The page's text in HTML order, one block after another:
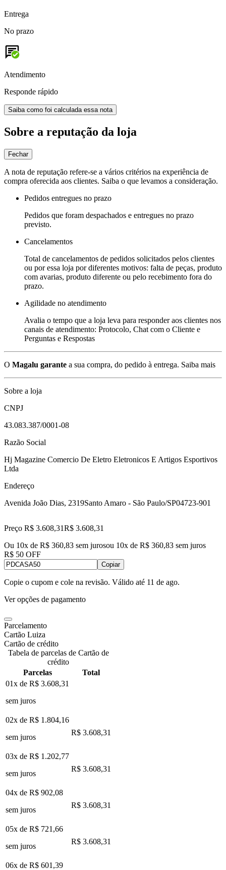
Entrega
No prazo
Atendimento
Responde rápido
Saiba como foi calculada essa nota
Sobre a reputação da loja
Fechar
A nota de reputação refere-se a vários critérios na experiência de
compra oferecida aos clientes. Saiba o que levamos a consideração.
Pedidos entregues no prazo
Pedidos que foram despachados e entregues no prazo
previsto.
Cancelamentos
Total de cancelamentos de pedidos solicitados pelos clientes
ou por essa loja por diferentes motivos: falta de peças, produto
com avarias, produto diferente ou pelo recebimento fora do
prazo.
Agilidade no atendimento
Avalia o tempo que a loja leva para responder aos clientes nos
canais de atendimento: Protocolo, Chat com o Cliente e
Perguntas e Respostas
O Magalu garante a sua compra, do pedido à entrega. Saiba mais
Sobre a loja
CNPJ
43.083.387/0001-08
Razão Social
Hj Magazine Comercio De Eletro Eletronicos E Artigos Esportivos
Ltda
Endereço
Avenida João Dias, 2319Santo Amaro - São Paulo/SP04723-901
Preço R$ 3.608,31R$ 3.608,31
Ou 10x de R$ 360,83 sem jurosou 10x de R$ 360,83 sem juros
R$ 50 OFF
Copiar
Copie o cupom e cole na revisão. Válido até 11 de ago.
Ver opções de pagamento
Parcelamento
Cartão Luiza
Cartão de crédito
Tabela de parcelas de Cartão de
crédito
Parcelas
Total
01x de R$ 3.608,31
sem juros
02x de R$ 1.804,16
sem juros
R$ 3.608,31
03x de R$ 1.202,77
sem juros
R$ 3.608,31
04x de R$ 902,08
sem juros
R$ 3.608,31
05x de R$ 721,66
sem juros
R$ 3.608,31
06x de R$ 601,39